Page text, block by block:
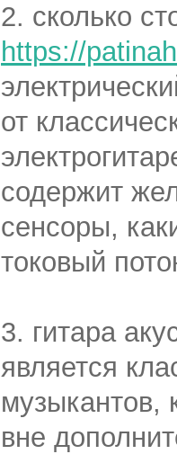
2. сколько
https://
от
содержит
сенсоры,
токовый
3. гитара
является
музыкантов,
вне